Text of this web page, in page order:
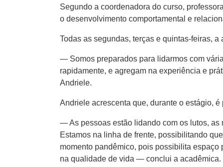
Segundo a coordenadora do curso,
o desenvolvimento comportamental e
Todas as segundas, terças e quintas-feiras,
— Somos preparados para lidarmos com
rapidamente, e agregam na experiência e
Andriele.
Andriele acrescenta que, durante o estágio,
— As pessoas estão lidando com os lutos, as
Estamos na linha de frente, possibilitando
momento pandêmico, pois possibilita
na qualidade de vida — conclui a acadêmica.